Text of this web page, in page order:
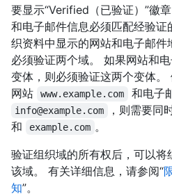
要显示“Verified（已验证）”徽
和电子邮件信息必须匹配经验证
织资料中显示的网站和电子邮
必须验证两个域。 如果网站和
变体，则必须验证这两个变体
网站
www.example.com 和电子
info@example.com ，则需要同
和 example.com 。
验证组织域的所有权后，可以
该域。 有关详细信息，请参阅“
知”。